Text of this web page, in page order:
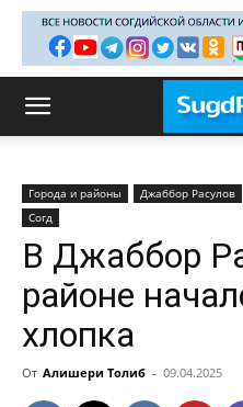
Города и районы Джаббор Расулов
Согд
В Джаббор
районе
хлопка
От Алишери Толиб - 09.04.2025